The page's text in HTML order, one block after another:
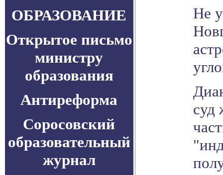
ОБРАЗОВАНИЕ
Открытое письмо
министру
образования
Антиреформа
Соросовский
образовательный
журнал
Не
суд